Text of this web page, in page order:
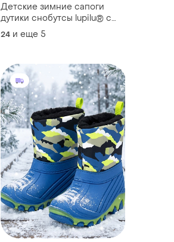
Детские зимние сапоги
дутики снобутсы lupilu® с
подсветкой
24 и еще 5